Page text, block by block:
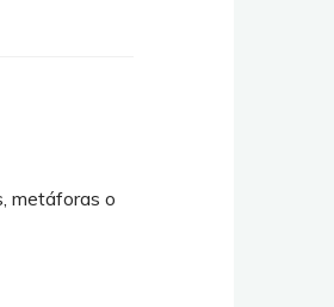
metáforas o